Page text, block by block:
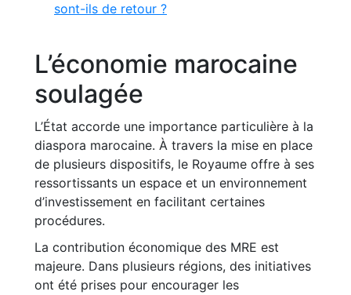
sont-ils de retour ?
L’économie marocaine
soulagée
L’État accorde une importance particulière à la
diaspora marocaine. À travers la mise en place
de plusieurs dispositifs, le Royaume offre à ses
ressortissants un espace et un environnement
d’investissement en facilitant certaines
procédures.
La contribution économique des MRE est
majeure. Dans plusieurs régions, des initiatives
ont été prises pour encourager les